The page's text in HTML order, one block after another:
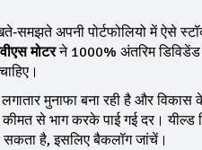
अपनी पोर्टफोलियो में ऐसे
मोटरने 1000% अंतरिम डिविडेंड
मुनाफा बना रही है और
से भाग करके पाई गई दर। यील्ड
सकता है, इसलिए बैकलॉग जांचें।